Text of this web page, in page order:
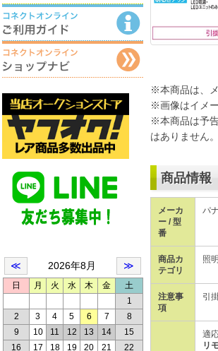
※本商品は、
※画像はイメ
※本商品は予
はありません。
商品情報
メーカ
ー / 型
番
パ
商品カ
テゴリ
照
注意事
項
引
適
リ